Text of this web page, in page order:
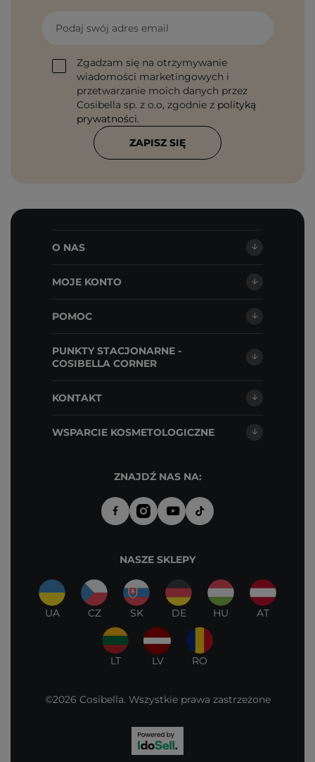
Podaj swój adres email
Zgadzam się na otrzymywanie
wiadomości marketingowych i
przetwarzanie moich danych przez
Cosibella sp. z o.o, zgodnie z polityką
prywatności.
ZAPISZ SIĘ
O NAS
MOJE KONTO
POMOC
PUNKTY STACJONARNE -
COSIBELLA CORNER
KONTAKT
WSPARCIE KOSMETOLOGICZNE
ZNAJDŹ NAS NA:
NASZE SKLEPY
UA CZ SK DE HU AT
LT LV RO
©2026 Cosibella. Wszystkie prawa zastrzeżone